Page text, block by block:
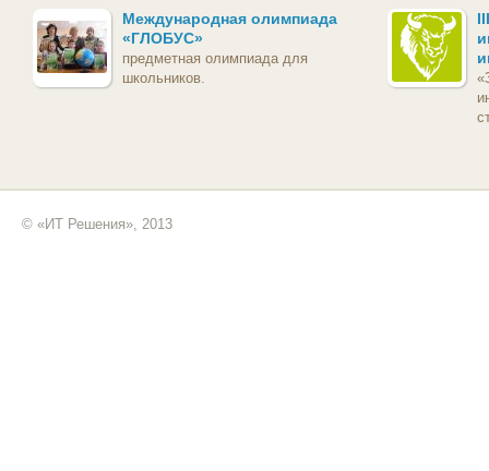
Международная олимпиада
«ГЛОБУС»
предметная олимпиада для
школьников.
© «ИТ Решения», 2013